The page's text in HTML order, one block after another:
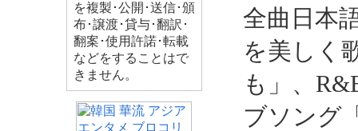
を複製･公開･送信･頒
布･譲渡･貸与･翻訳･
翻案･使用許諾･転載
などをすることはで
きません。
全曲日本
を美しく
も」、
ブソング